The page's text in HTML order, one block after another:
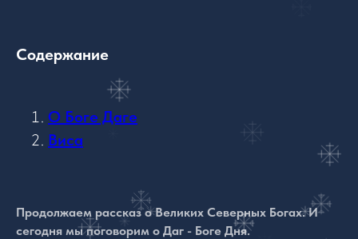
Содержание
О Боге Даге
Виса
Продолжаем рассказ о Великих Северных Богах. И
сегодня мы поговорим о Даг - Боге Дня.